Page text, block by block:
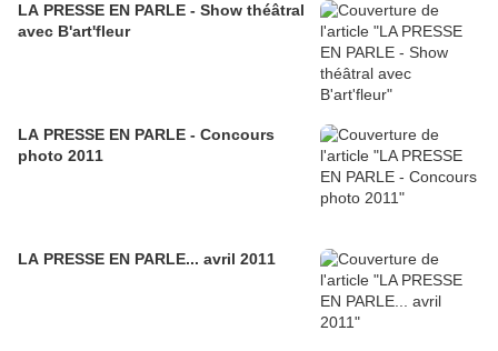
LA PRESSE EN PARLE - Show théâtral
avec B'art'fleur
LA PRESSE EN PARLE - Concours
photo 2011
LA PRESSE EN PARLE... avril 2011